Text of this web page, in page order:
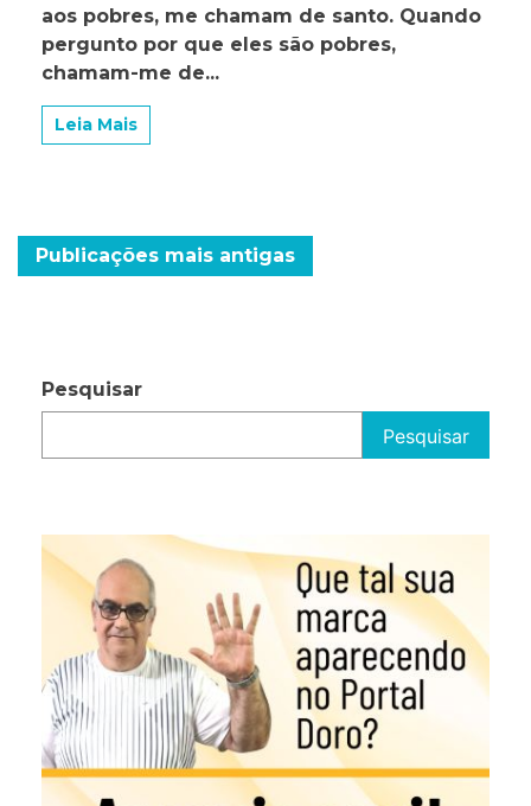
aos pobres, me chamam de santo. Quando
pergunto por que eles são pobres,
chamam-me de...
Leia Mais
Navegação
Publicações mais antigas
Pesquisar
Pesquisar